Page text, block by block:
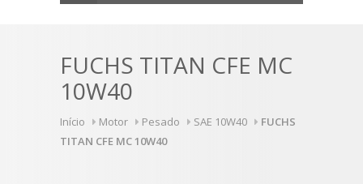
FUCHS TITAN CFE MC
10W40
Início Motor Pesado SAE 10W40
FUCHS
TITAN CFE MC 10W40